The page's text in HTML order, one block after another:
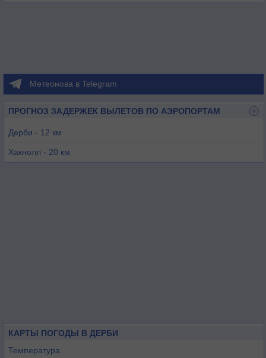
Метеонова в Telegram
ПРОГНОЗ ЗАДЕРЖЕК ВЫЛЕТОВ ПО АЭРОПОРТАМ
Дерби - 12 км
Хакнолл - 20 км
КАРТЫ ПОГОДЫ В ДЕРБИ
Температура